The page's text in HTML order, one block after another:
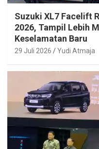
Suzuki XL7 Facelift
2026, Tampil Lebih
Keselamatan Baru
29 Juli 2026 Yudi Atmaja